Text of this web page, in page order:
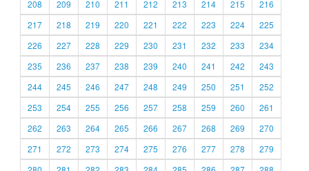
208
209 210 211 212 213 214 215
216
217
218 219 220 221 222 223 224
225
226
227 228 229 230 231 232 233
234
235
236 237 238 239 240 241 242
243
244
245 246 247 248 249 250 251
252
253
254 255 256 257 258 259 260
261
262
263 264 265 266 267 268 269
270
271
272 273 274 275 276 277 278
279